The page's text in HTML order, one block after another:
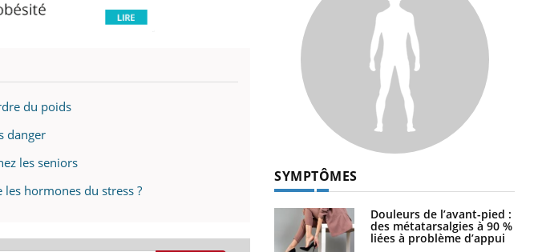
du poids
danger
les seniors
hormones du stress ?
SYMPTÔMES
Douleurs de l’avant-pied :
des métatarsalgies à 90 %
liées à problème d’appui